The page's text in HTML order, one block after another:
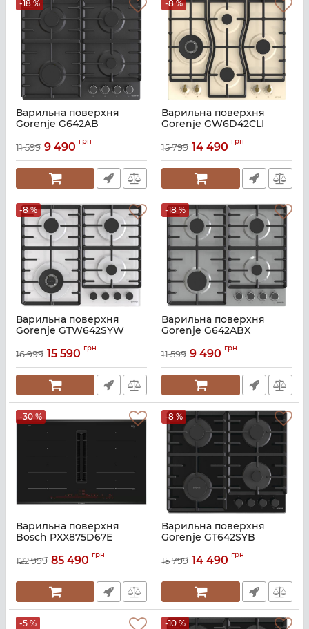
-18 %
Варильна поверхня
Gorenje G642AB
11 599 9 490 грн
-8 %
Варильна поверхня
Gorenje GW6D42CLI
15 799 14 490 грн
-8 %
Варильна поверхня
Gorenje GTW642SYW
16 999 15 590 грн
-18 %
Варильна поверхня
Gorenje G642ABX
11 599 9 490 грн
-30 %
Варильна поверхня
Bosch PXX875D67E
122 999 85 490 грн
-8 %
Варильна поверхня
Gorenje GT642SYB
15 799 14 490 грн
-5 % -10 %